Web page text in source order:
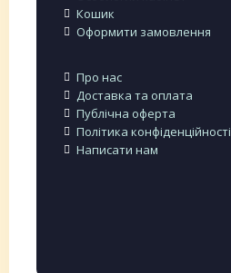
Кошик
Оформити замовлення
Про нас
Доставка та оплата
Публічна оферта
Політика конфіденційності
Написати нам